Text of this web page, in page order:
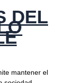
DEL
mantener el